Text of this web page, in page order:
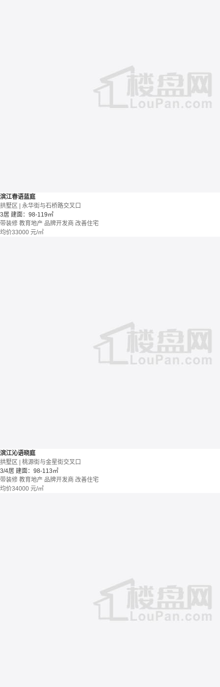
滨江春语蓝庭
拱墅区 | 永华街与石桥路交叉口
3居 建面：98-119㎡
带装修 教育地产 品牌开发商 改善住宅
均价33000 元/㎡
滨江沁语晓庭
拱墅区 | 桃源街与金星街交叉口
3/4居 建面：98-113㎡
带装修 教育地产 品牌开发商 改善住宅
均价34000 元/㎡